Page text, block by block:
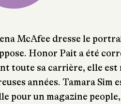
McAfee dresse le
Honor Pait a été
toute sa carrière, elle est
années. Tamara Sim
pour un magazine